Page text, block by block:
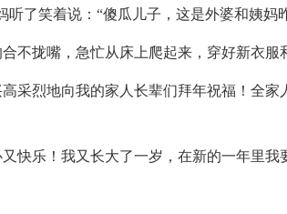
听了笑着说：“傻瓜儿子，这是外婆和姨妈
拢嘴，急忙从床上爬起来，穿好新衣服
烈地向我的家人长辈们拜年祝福！全家
乐！我又长大了一岁，在新的一年里我